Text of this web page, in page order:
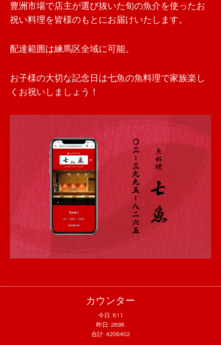
豊洲市場で店主が選び抜いた旬の魚介を使ったお
祝い料理を皆様のもとにお届けいたします。
配達範囲は練馬区全域に可能。
お子様の大切な記念日は七魚の魚料理で家族楽し
くお祝いしましょう！
カウンター
今日: 811
昨日: 2698
合計: 4206402